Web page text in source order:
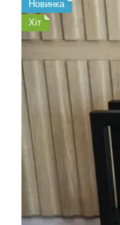
Новинка
Хіт